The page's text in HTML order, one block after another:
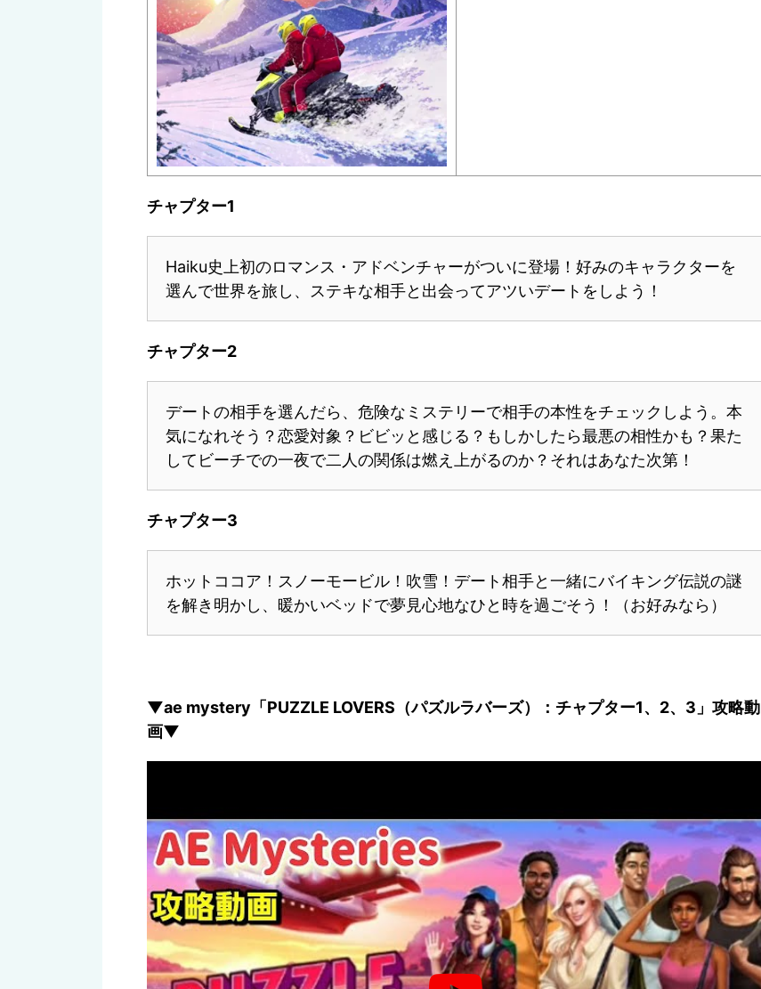
チャプター1
Haiku史上初のロマンス・アドベンチャーがついに登場！好みのキャラクターを
選んで世界を旅し、ステキな相手と出会ってアツいデートをしよう！
チャプター2
デートの相手を選んだら、危険なミステリーで相手の本性をチェックしよう。本
気になれそう？恋愛対象？ビビッと感じる？もしかしたら最悪の相性かも？果た
してビーチでの一夜で二人の関係は燃え上がるのか？それはあなた次第！
チャプター3
ホットココア！スノーモービル！吹雪！デート相手と一緒にバイキング伝説の謎
を解き明かし、暖かいベッドで夢見心地なひと時を過ごそう！（お好みなら）
▼ae mystery「PUZZLE LOVERS（パズルラバーズ）：チャプター1、2、3」攻略動
画▼